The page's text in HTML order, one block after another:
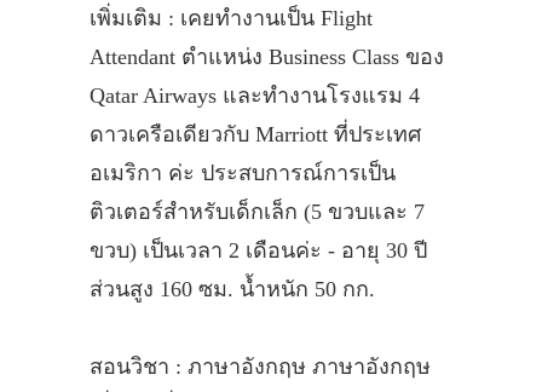
เพิ่มเติม : เคยทำงานเป็น Flight
Attendant ตำแหน่ง Business Class ของ
Qatar Airways และทำงานโรงแรม 4
ดาวเครือเดียวกับ Marriott ที่ประเทศ
อเมริกา ค่ะ ประสบการณ์การเป็น
ติวเตอร์สำหรับเด็กเล็ก (5 ขวบและ 7
ขวบ) เป็นเวลา 2 เดือนค่ะ - อายุ 30 ปี
ส่วนสูง 160 ซม. น้ำหนัก 50 กก.
สอนวิชา : ภาษาอังกฤษ ภาษาอังกฤษ